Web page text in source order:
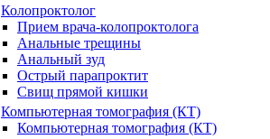
Колопроктолог
Прием врача-колопроктолога
Анальные трещины
Анальный зуд
Острый парапроктит
Свищ прямой кишки
Компьютерная томография (КТ)
Компьютерная томография (КТ)